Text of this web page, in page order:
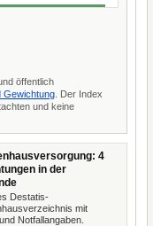
öffentlich
Gewichtung . Der Index
und keine
4
in der
Destatis-
mit
Notfallangaben.